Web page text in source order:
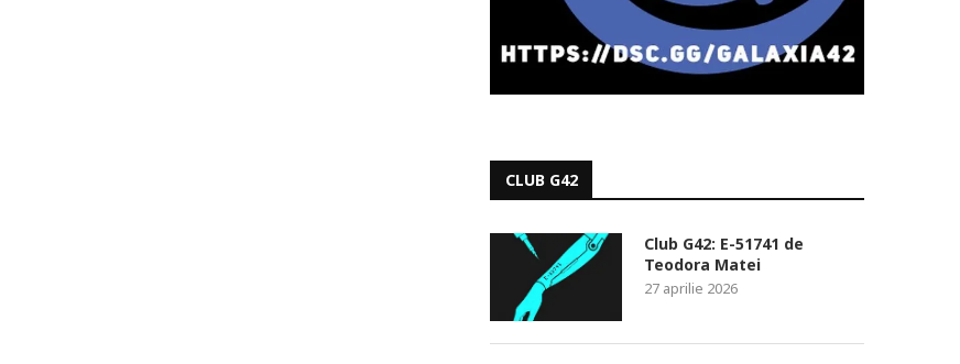
CLUB G42
Club G42: E-51741 de
Teodora Matei
27 aprilie 2026